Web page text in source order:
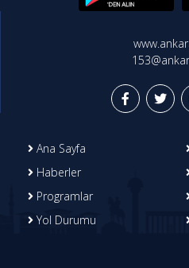
Ana Sayfa
Haberler
Programlar
Yol Durumu